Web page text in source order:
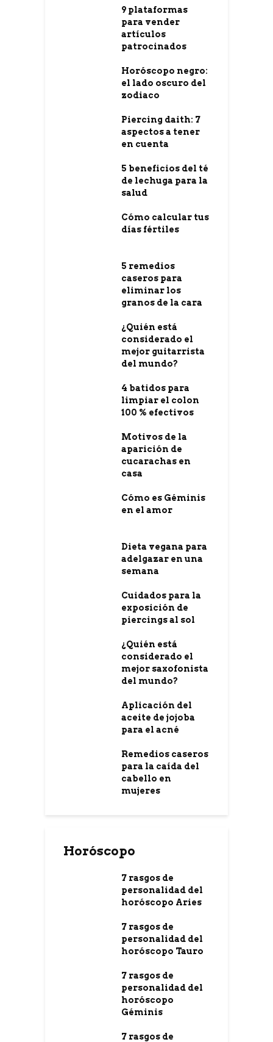
9 plataformas
para vender
artículos
patrocinados
Horóscopo negro:
el lado oscuro del
zodiaco
Piercing daith: 7
aspectos a tener
en cuenta
5 beneficios del té
de lechuga para la
salud
Cómo calcular tus
días fértiles
5 remedios
caseros para
eliminar los
granos de la cara
¿Quién está
considerado el
mejor guitarrista
del mundo?
4 batidos para
limpiar el colon
100 % efectivos
Motivos de la
aparición de
cucarachas en
casa
Cómo es Géminis
en el amor
Dieta vegana para
adelgazar en una
semana
Cuidados para la
exposición de
piercings al sol
¿Quién está
considerado el
mejor saxofonista
del mundo?
Aplicación del
aceite de jojoba
para el acné
Remedios caseros
para la caída del
cabello en
mujeres
Horóscopo
7 rasgos de
personalidad del
horóscopo Aries
7 rasgos de
personalidad del
horóscopo Tauro
7 rasgos de
personalidad del
horóscopo
Géminis
7 rasgos de